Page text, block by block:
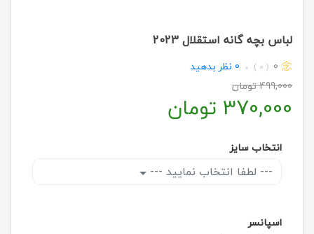
لباس بچه گانه استقلال 2023
0
( 0 )
0 نظر بدهید
499,000تومان
370,000 تومان
انتخاب سایز
--- لطفا انتخاب نمایید ---
اسپانسر